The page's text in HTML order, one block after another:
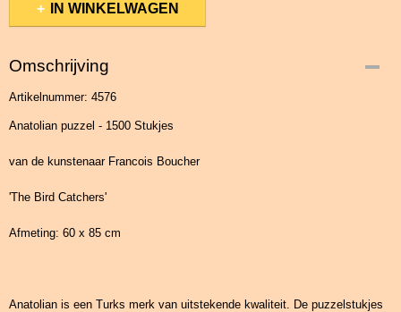
IN WINKELWAGEN
Omschrijving
Artikelnummer: 4576
Anatolian puzzel - 1500 Stukjes
van de kunstenaar Francois Boucher
'The Bird Catchers'
Afmeting: 60 x 85 cm
Anatolian is een Turks merk van uitstekende kwaliteit. De puzzelstukjes